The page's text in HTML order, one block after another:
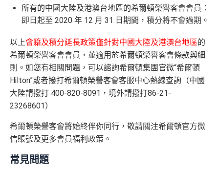
所有的中國大陸及港澳台地區的希爾頓榮譽客會會員：
即日起至 2020 年 12 月 31 日期間，積分將不會過期。
以上會籍及積分延長政策僅針對中國大陸及港澳台地區的
希爾頓榮譽客會會員，並適用於希爾頓榮譽客會條款與細
則。如您有相關問題，可以諮詢希爾頓集團官微“希爾頓
Hilton”或者撥打希爾頓榮譽客會客服中心熱線查詢（中國
大陸請撥打 400-820-8091，境外請撥打86-21-
23268601）
希爾頓榮譽客會將始終伴你同行，敬請關注希爾頓官方微
信賬號及更多會員福利政策。
常見問題